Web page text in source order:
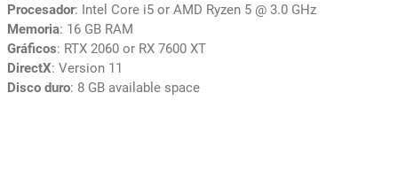
Procesador: Intel Core i5 or AMD Ryzen 5 @ 3.0 GHz
Memoria: 16 GB RAM
Gráficos: RTX 2060 or RX 7600 XT
DirectX: Version 11
Disco duro: 8 GB available space